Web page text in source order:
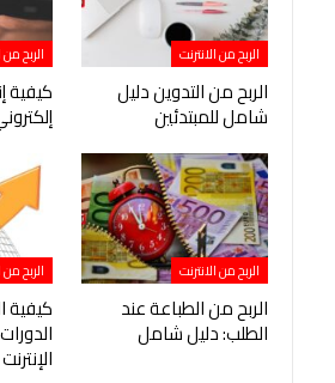
الربح من الانترنت
الربح من التدوين دليل
شامل للمبتدئين
الربح من
كيفية
الربح من الانترنت
الربح من الطباعة عند
الطلب: دليل شامل
الربح من
كيفية
الإنترنت